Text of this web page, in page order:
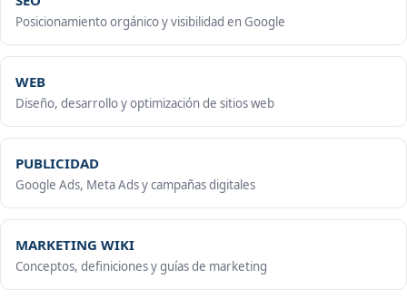
Posicionamiento orgánico y visibilidad en Google
WEB
Diseño, desarrollo y optimización de sitios web
PUBLICIDAD
Google Ads, Meta Ads y campañas digitales
MARKETING WIKI
Conceptos, definiciones y guías de marketing